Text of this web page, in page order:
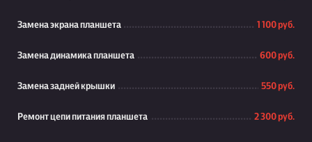
Замена экрана планшета 1 100 руб.
Замена динамика планшета 600 руб.
Замена задней крышки 550 руб.
Ремонт цепи питания планшета 2 300 руб.